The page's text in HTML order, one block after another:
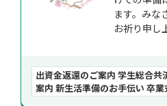
ます。みな
お祈り申し
出資金返還のご案内 学生総合共
案内 新生活準備のお手伝い 卒